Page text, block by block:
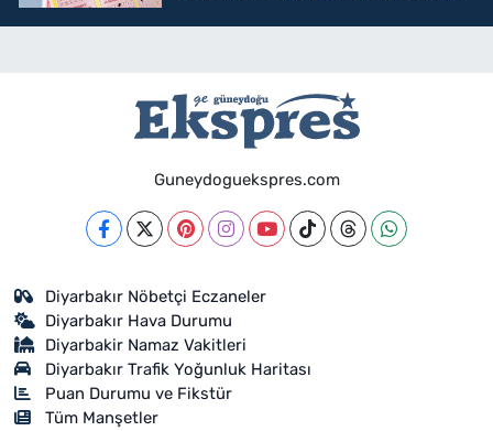
Guneydoguekspres.com
Diyarbakır Nöbetçi Eczaneler
Diyarbakır Hava Durumu
Diyarbakir Namaz Vakitleri
Diyarbakır Trafik Yoğunluk Haritası
Puan Durumu ve Fikstür
Tüm Manşetler